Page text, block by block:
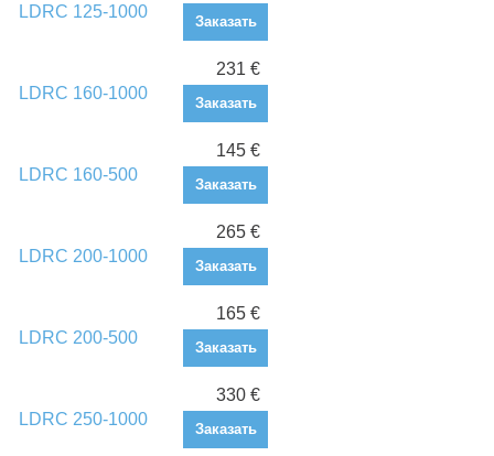
LDRC 125-1000
Заказать
LDRC 160-1000
231 €
Заказать
LDRC 160-500
145 €
Заказать
LDRC 200-1000
265 €
Заказать
LDRC 200-500
165 €
Заказать
LDRC 250-1000
330 €
Заказать